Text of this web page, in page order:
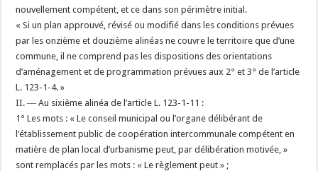
nouvellement compétent, et ce dans son périmètre initial.
« Si un plan approuvé, révisé ou modifié dans les conditions prévues
par les onzième et douzième alinéas ne couvre le territoire que d’une
commune, il ne comprend pas les dispositions des orientations
d’aménagement et de programmation prévues aux 2° et 3° de l’article
L. 123-1-4. »
II. ― Au sixième alinéa de l’article L. 123-1-11 :
1° Les mots : « Le conseil municipal ou l’organe délibérant de
l’établissement public de coopération intercommunale compétent en
matière de plan local d’urbanisme peut, par délibération motivée, »
sont remplacés par les mots : « Le règlement peut » ;